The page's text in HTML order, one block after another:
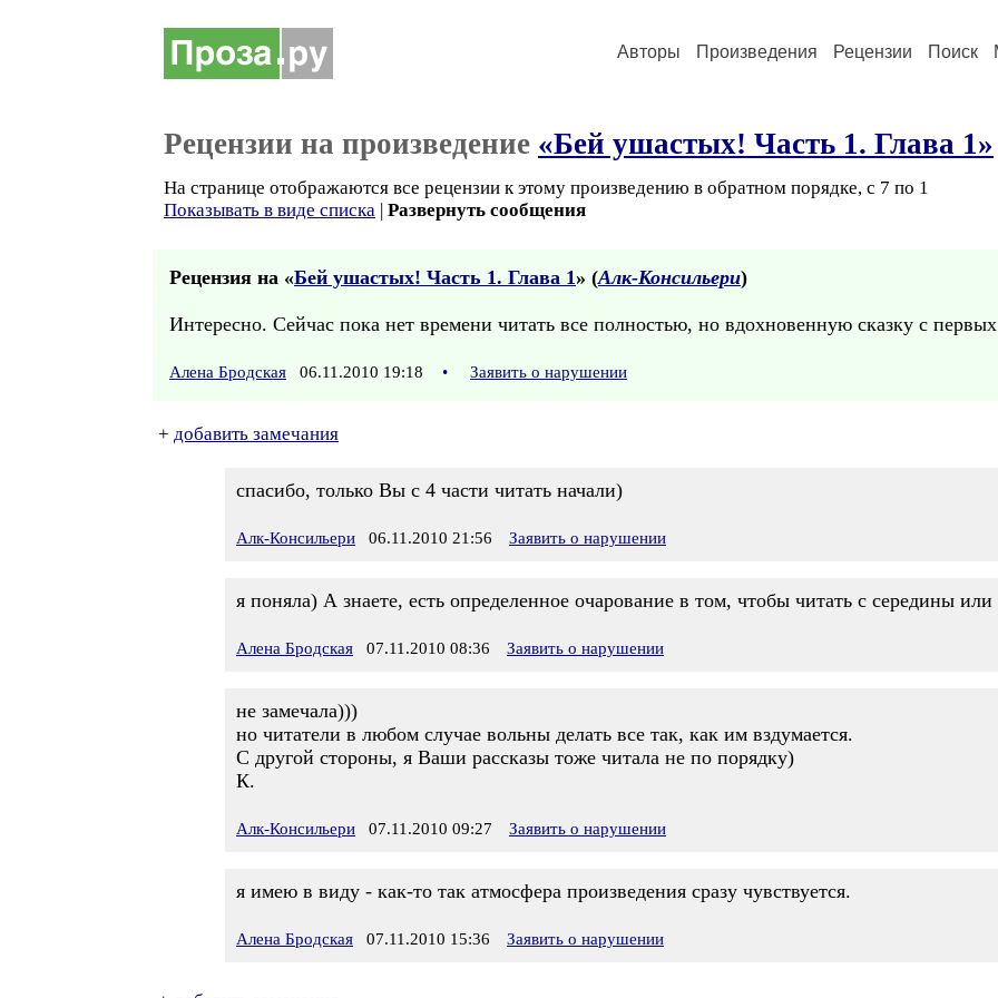
Авторы Произведения Рецензии Поиск
Рецензии на произведение «Бей ушастых! Часть 1. Глава 1»
На странице отображаются все рецензии к этому произведению в обратном порядке, с 7 по 1
Показывать в виде списка | Развернуть сообщения
Рецензия на «Бей ушастых! Часть 1. Глава 1» (Алк-Консильери)
Интересно. Сейчас пока нет времени читать все полностью, но вдохновенную сказку с
Алена Бродская 06.11.2010 19:18 • Заявить о нарушении
+ добавить замечания
спасибо, только Вы с 4 части читать начали)
Алк-Консильери 06.11.2010 21:56 Заявить о нарушении
я поняла) А знаете, есть определенное очарование в том, чтобы читать с середины или
Алена Бродская 07.11.2010 08:36 Заявить о нарушении
не замечала)))
но читатели в любом случае вольны делать все так, как им вздумается.
С другой стороны, я Ваши рассказы тоже читала не по порядку)
К.
Алк-Консильери 07.11.2010 09:27 Заявить о нарушении
я имею в виду - как-то так атмосфера произведения сразу чувствуется.
Алена Бродская 07.11.2010 15:36 Заявить о нарушении